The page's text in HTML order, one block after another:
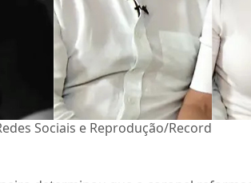
Sociais e Reprodução/Record